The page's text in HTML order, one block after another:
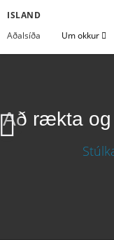
ISLAND
Aðalsíða
Um okkur
Að rækta og